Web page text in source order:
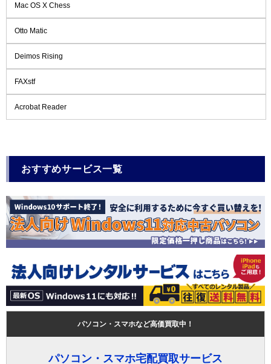
Mac OS X Chess
Otto Matic
Deimos Rising
FAXstf
Acrobat Reader
おすすめサービス一覧
パソコン・スマホなど高価買取中！
パソコン・スマホ宅配買取サービス